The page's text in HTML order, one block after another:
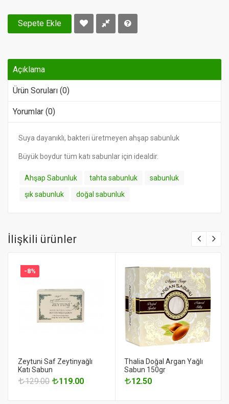
Sepete Ekle
Açıklama
Ürün Soruları (0)
Yorumlar (0)
Suya dayanıklı, bakteri üretmeyen ahşap sabunluk
Büyük boydur tüm katı sabunlar için idealdir.
Ahşap Sabunluk tahta sabunluk
sabunluk
şık sabunluk
doğal sabunluk
İlişkili ürünler
-8%
Zeytuni Saf Zeytinyağlı
Katı Sabun
129.00 119.00
Thalia Doğal Argan Yağlı
Sabun 150gr
12.50